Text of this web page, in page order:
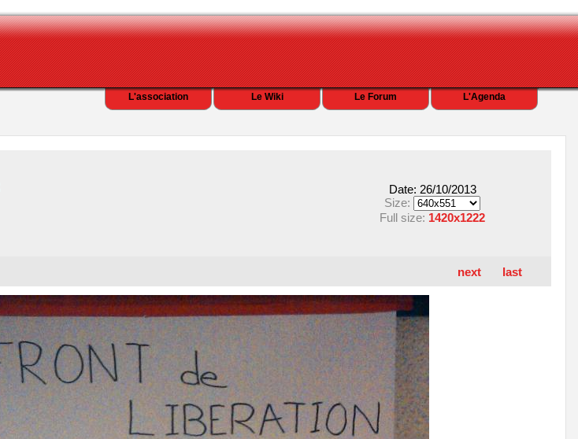
L'Agenda
Le Forum
Le Wiki
L'association
Date: 26/10/2013
Size:
Full size: 1420x1222
next last